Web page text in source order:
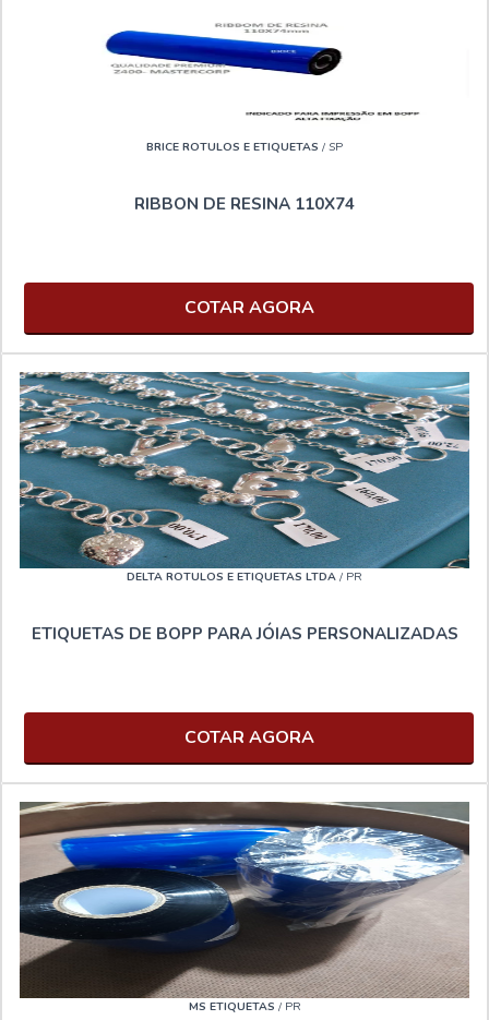
BRICE ROTULOS E ETIQUETAS / SP
RIBBON DE RESINA 110X74
COTAR AGORA
DELTA ROTULOS E ETIQUETAS LTDA / PR
ETIQUETAS DE BOPP PARA JÓIAS PERSONALIZADAS
COTAR AGORA
MS ETIQUETAS / PR